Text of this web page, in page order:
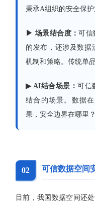
秉承A组织的安全保
▶ 场景结合度：可信
的发布，还涉及数据
机制和策略。传统单
▶ AI结合场景：可信
结合的场景。数据
果，安全边界在哪里？
02 可信数据空间
目前，我国数据空间还